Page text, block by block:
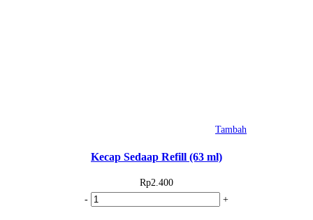
Tambah
Kecap Sedaap Refill (63 ml)
Rp2.400
- Kuantitas
+